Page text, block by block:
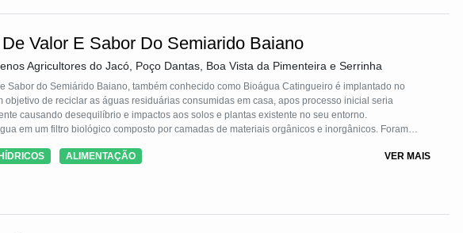
Valor E Sabor Do Semiarido Baiano
Agricultores do Jacó, Poço Dantas, Boa Vista da Pimenteira e Serrinha
Sabor do Semiárido Baiano, também conhecido como Bioágua Catingueiro é implantado no
causando desequilíbrio e impactos aos solos e plantas existente no seu entorno.
em um filtro biológico composto por camadas de materiais orgânicos e inorgânicos. Foram
hídrico ou ambiente que não causara impactos.
ALIMENTAÇÃO VER MAIS